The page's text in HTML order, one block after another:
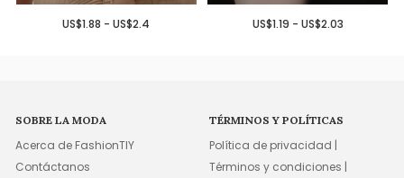
US$1.88 - US$2.4 US$1.19 - US$2.03
SOBRE LA MODA
Acerca de FashionTIY
Contáctanos
TÉRMINOS Y POLÍTICAS
Política de privacidad |
Términos y condiciones |